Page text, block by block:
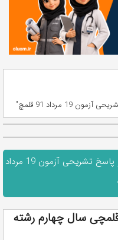
مرداد 91 قلمچ"
نوشته هایی با برچسب "دانلود سوالات و پاسخ تشریحی آزمون 19 مرداد
آزمون 19 مرداد 91 قلمچی سال چهارم رشته